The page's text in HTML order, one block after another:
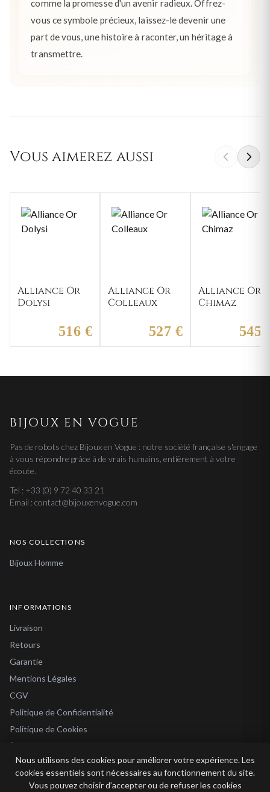
comme la promesse d'un avenir radieux. Offrez-
vous ce symbole précieux, laissez-le devenir une
part de vous, une histoire à raconter, un héritage à
transmettre.
Vous aimerez aussi
Alliance Or
Dolysi
516 €
Alliance Or
Colleaux
527 €
Alliance Or
Chimaz
545
BIJOUX EN VOGUE
Pas de robots chez Bijoux en Vogue : notre société française s'engage
à vous répondre grâce à de vrais humains, entièrement à votre
écoute.
Tel : +33 (0) 9 72 40 33 21
Email : contact@bijouxenvogue.com
NOS COLLECTIONS
Bijoux Homme
INFORMATIONS
Livraison
Retours
Garantie
Mentions Légales
CGV
Politique de Confidentialité
Politique de Cookies
À Propos
Blog
Nous utilisons des cookies pour améliorer votre expérience. Les
cookies essentiels sont nécessaires au fonctionnement du site.
Vous pouvez choisir d’accepter ou de refuser les cookies